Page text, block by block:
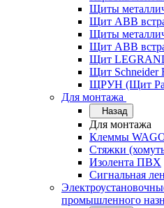
Щиты
Щит ABB
Щиты
Щит ABB
Щит
Щит Schneider
ЩРУН (Щит
Для монтажа
Назад
Для монтажа
Клеммы
Стяжки
Изолента ПВХ
Сигнальная
промышленного